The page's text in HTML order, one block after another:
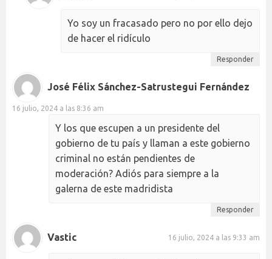
Yo soy un fracasado pero no por ello dejo
de hacer el ridículo
Responder
José Félix Sánchez-Satrustegui Fernández
16 julio, 2024 a las 8:36 am
Y los que escupen a un presidente del
gobierno de tu país y llaman a este gobierno
criminal no están pendientes de
moderación? Adiós para siempre a la
galerna de este madridista
Responder
Vastic 16 julio, 2024 a las 9:33 am